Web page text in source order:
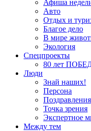
Афиша
Авто
Отдых и
Благое дело
В мире
Экология
Спецпроекты
80 лет
Люди
Знай наших!
Персона
Поздравления
Точка зрения
Экспертное
Между тем